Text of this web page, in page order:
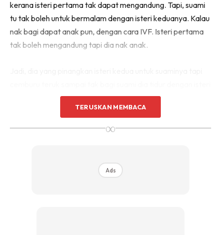
kerana isteri pertama tak dapat mengandung. Tapi, suami
tu tak boleh untuk bermalam dengan isteri keduanya. Kalau
nak bagi dapat anak pun, dengan cara IVF. Isteri pertama
tak boleh mengandung tapi dia nak anak.
kedua. Betul ke tak saya ulas sebab saya pun tengok trailer
jer. Rasanya macam tu la kot.
dengan hak seorang isteri, tak kira lah, isteri pertama ke
kedua ke ketiga ke keempat ke, masing-masing ada hak
TERUSKAN MEMBACA
∞
Ads